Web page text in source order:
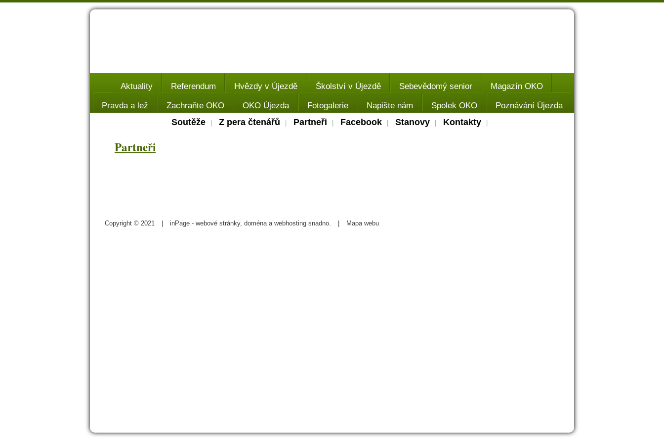
Aktuality Referendum Hvězdy v Újezdě Školství v Újezdě Sebevědomý senior Magazín OKO
Pravda a lež Zachraňte OKO OKO Újezda Fotogalerie Napište nám Spolek OKO Poznávání Újezda
Soutěže Z pera čtenářů Partneři Facebook Stanovy Kontakty
Partneři
Copyright © 2021 inPage - webové stránky, doména a webhosting snadno. Mapa webu